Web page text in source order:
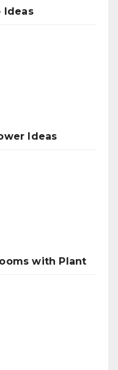
Ideas
Ideas
with Plant